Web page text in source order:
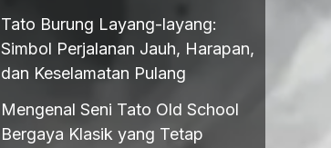
Tato Burung Layang-layang:
Simbol Perjalanan Jauh, Harapan,
dan Keselamatan Pulang
Mengenal Seni Tato Old School
Bergaya Klasik yang Tetap